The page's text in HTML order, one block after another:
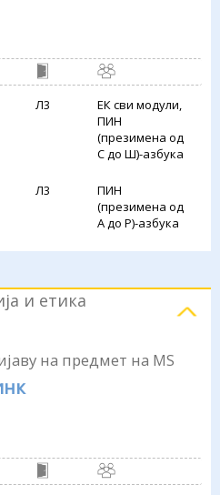
Л3
ЕК сви модули,
ПИН
(презимена од
С до Ш)-азбука
Л3
ПИН
(презимена од
А до Р)-азбука
и етика
на предмет на MS